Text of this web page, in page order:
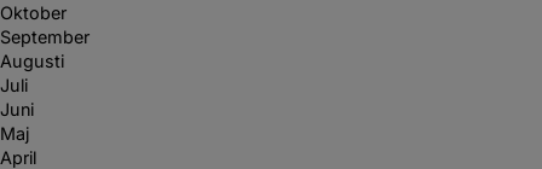
Oktober
September
Augusti
Juli
Juni
Maj
April